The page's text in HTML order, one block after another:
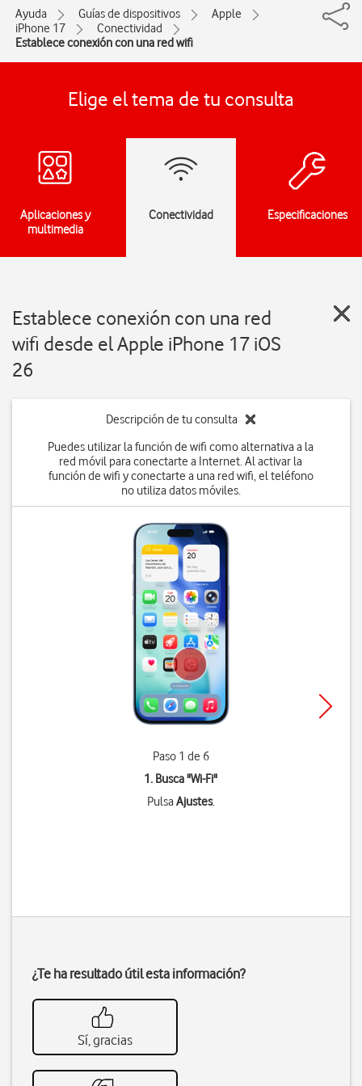
Ayuda Guías de dispositivos
Apple
iPhone 17
Conectividad
Establece conexión con una red wifi
Elige el tema de tu consulta
Aplicaciones y
multimedia
Conectividad Especificaciones
Establece conexión con una red
wifi desde el Apple iPhone 17 iOS
26
Descripción de tu consulta
Puedes utilizar la función de wifi como alternativa a la
red móvil para conectarte a Internet. Al activar la
función de wifi y conectarte a una red wifi, el teléfono
no utiliza datos móviles.
Paso 1 de 6
1. Busca "Wi-Fi"
PulsaAjustes.
¿Te ha resultado útil esta información?
Sí, gracias